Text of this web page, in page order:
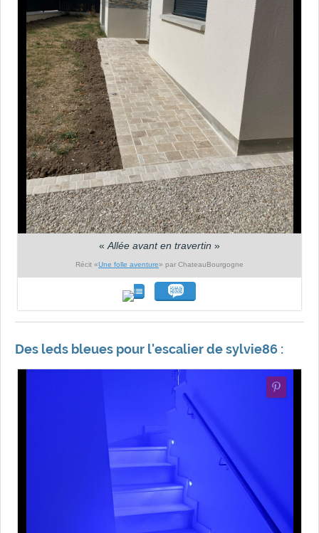
« Allée avant en travertin »
Récit «Une folle aventure» par ChateauBourgogne
Des leds bleues pour l'escalier de sylvie86 :